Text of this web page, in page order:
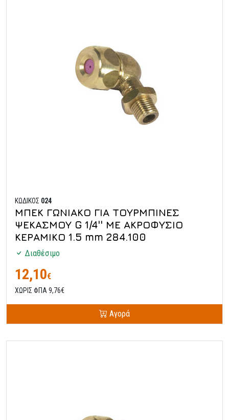
ΚΩΔΙΚΟΣ 024
ΜΠΕΚ ΓΩΝΙΑΚΟ ΓΙΑ ΤΟΥΡΜΠΙΝΕΣ
ΨΕΚΑΣΜΟΥ G 1/4'' ΜΕ ΑΚΡΟΦΥΣΙΟ
ΚΕΡΑΜΙΚΟ 1.5 mm 284.100
Διαθέσιμο
12,10€
ΧΩΡΙΣ ΦΠΑ 9,76€
Αγορά